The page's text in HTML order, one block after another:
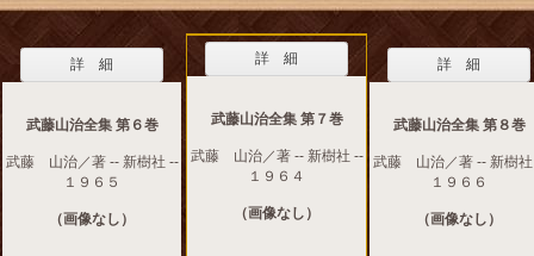
詳 細
武藤山治全集 第６巻
武藤 山治／著 -- 新樹社 --
１９６５
（画像なし）
詳 細
武藤山治全集 第７巻
武藤 山治／著 -- 新樹社 --
１９６４
（画像なし）
詳 細
武藤山治全集 第８巻
武藤 山治／著 -- 新樹社
１９６６
（画像なし）